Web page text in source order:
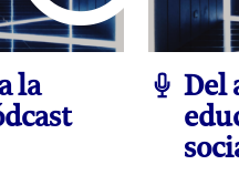
la
Del